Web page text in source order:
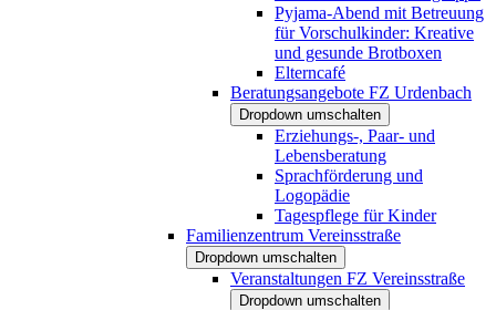
Pyjama-Abend mit Betreuung
für Vorschulkinder: Kreative
und gesunde Brotboxen
Elterncafé
Beratungsangebote FZ Urdenbach
Dropdown umschalten
Erziehungs-, Paar- und
Lebensberatung
Sprachförderung und
Logopädie
Tagespflege für Kinder
Familienzentrum Vereinsstraße
Dropdown umschalten
Veranstaltungen FZ Vereinsstraße
Dropdown umschalten